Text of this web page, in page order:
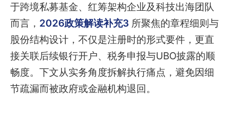
于跨境私募基金、红筹架构企业及科技出海团队
而言， 2026政策解读补充3 所聚焦的章程细则与
股份结构设计，不仅是注册时的形式要件，更直
接关联后续银行开户、税务申报与UBO披露的顺
畅度。下文从实务角度拆解执行痛点，避免因细
节疏漏而被政府或金融机构退回。